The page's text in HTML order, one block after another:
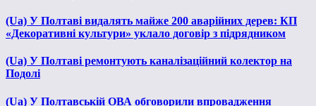
(Ua) У Полтаві видалять майже 200 аварійних дерев: КП
«Декоративні культури» уклало договір з підрядником
(Ua) У Полтаві ремонтують каналізаційний колектор на
Подолі
(Ua) У Полтавській ОВА обговорили впровадження